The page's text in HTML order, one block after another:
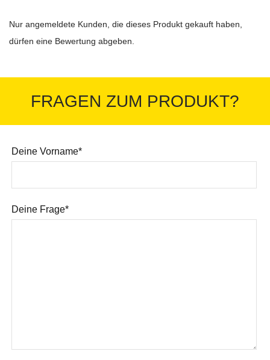
Nur angemeldete Kunden, die dieses Produkt gekauft haben,
dürfen eine Bewertung abgeben.
FRAGEN ZUM PRODUKT?
Deine Vorname*
Deine Frage*